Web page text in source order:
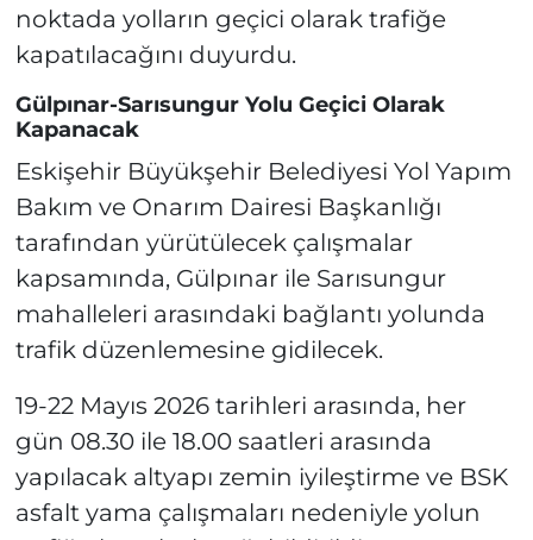
noktada yolların geçici olarak trafiğe
kapatılacağını duyurdu.
Gülpınar-Sarısungur Yolu Geçici Olarak
Kapanacak
Eskişehir Büyükşehir Belediyesi Yol Yapım
Bakım ve Onarım Dairesi Başkanlığı
tarafından yürütülecek çalışmalar
kapsamında, Gülpınar ile Sarısungur
mahalleleri arasındaki bağlantı yolunda
trafik düzenlemesine gidilecek.
19-22 Mayıs 2026 tarihleri arasında, her
gün 08.30 ile 18.00 saatleri arasında
yapılacak altyapı zemin iyileştirme ve BSK
asfalt yama çalışmaları nedeniyle yolun